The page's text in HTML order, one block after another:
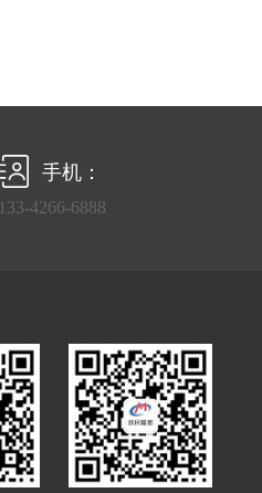
手机：
133-4266-6888